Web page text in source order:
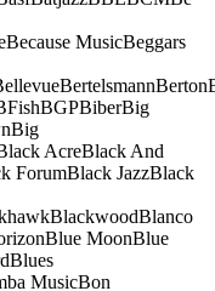
Because MusicBeggars
BertelsmannBerton
BGPBiberBig
Big
AcreBlack And
ForumBlack JazzBlack
BlackwoodBlanco
Blue MoonBlue
Blues
MusicBon